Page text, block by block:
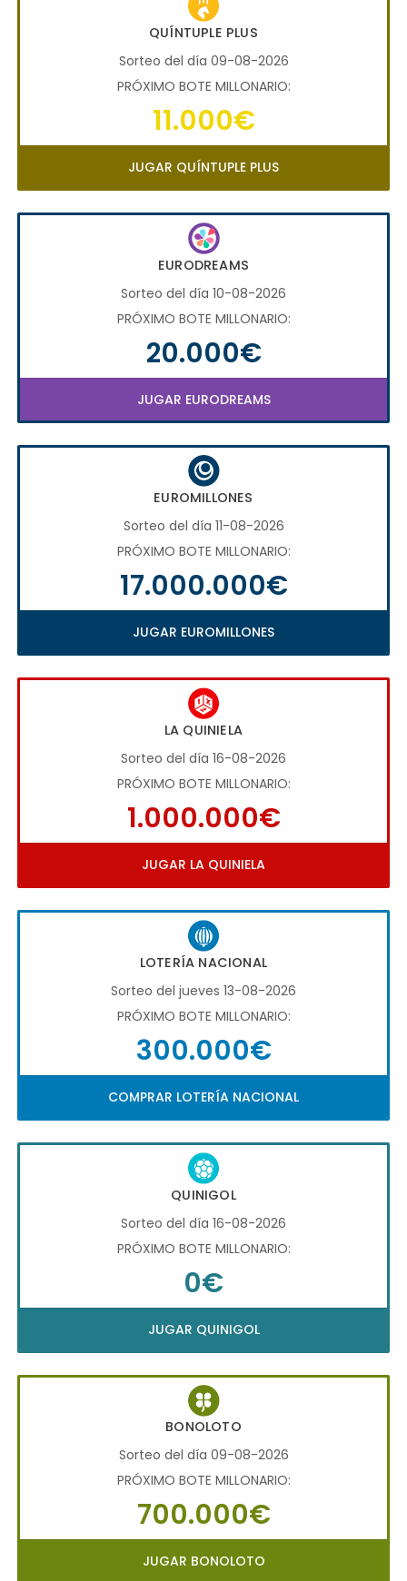
QUÍNTUPLE PLUS
Sorteo del día 09-08-2026
PRÓXIMO BOTE MILLONARIO:
11.000€
JUGAR QUÍNTUPLE PLUS
EURODREAMS
Sorteo del día 10-08-2026
PRÓXIMO BOTE MILLONARIO:
20.000€
JUGAR EURODREAMS
EUROMILLONES
Sorteo del día 11-08-2026
PRÓXIMO BOTE MILLONARIO:
17.000.000€
JUGAR EUROMILLONES
LA QUINIELA
Sorteo del día 16-08-2026
PRÓXIMO BOTE MILLONARIO:
1.000.000€
JUGAR LA QUINIELA
LOTERÍA NACIONAL
Sorteo del jueves 13-08-2026
PRÓXIMO BOTE MILLONARIO:
300.000€
COMPRAR LOTERÍA NACIONAL
QUINIGOL
Sorteo del día 16-08-2026
PRÓXIMO BOTE MILLONARIO:
0€
JUGAR QUINIGOL
BONOLOTO
Sorteo del día 09-08-2026
PRÓXIMO BOTE MILLONARIO:
700.000€
JUGAR BONOLOTO